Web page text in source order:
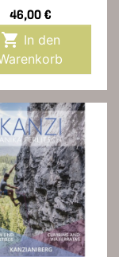
Preis
46,00 €
